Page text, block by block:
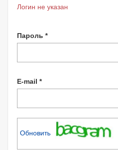
Логин не указан
Пароль *
E-mail *
Обновить